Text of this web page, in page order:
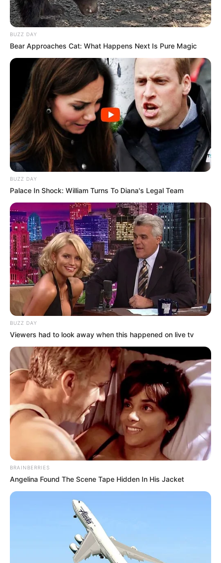
Zutaten
– 1 Rolle Blätterteig (alternativ selbstgemachter)
– 6-8 Scheiben Kochschinken (auch
geräucherter Schinken möglich)
– 6-8 Scheiben Käse, z.B. Gouda oder Edamer
(Käse nach Wahl)
– 1 Ei zum Bestreichen
– Optional: frische Kräuter wie Thymian oder
Petersilie zur Dekoration
Zubereitung
1. Blätterteig ausrollen und gleichmäßig mit
verquirltem Ei bestreichen.
Teig legen.
3. Käse auf den Schinken legen.
4. Den Teig vorsichtig aufrollen.
5. Die Rolle in ca. 2-3 cm breite Scheiben
6. Die Scheiben auf ein mit Backpapier belegtes
Blech legen, mit Ei bestreichen.
BUZZ DAY
Bear Approaches Cat: What Happens Next Is Pure Magic
BUZZ DAY
Palace In Shock: William Turns To Diana's Legal Team
BUZZ DAY
Viewers had to look away when this happened on live tv
BRAINBERRIES
Angelina Found The Scene Tape Hidden In His Jacket